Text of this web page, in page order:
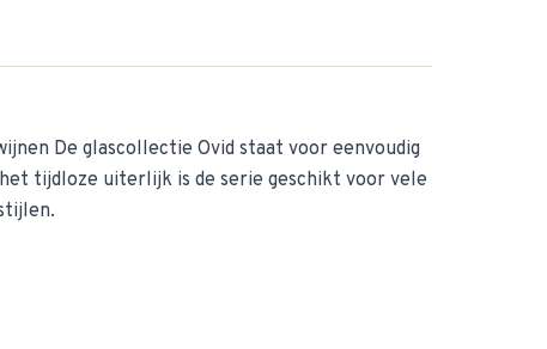
De glascollectie Ovid staat voor eenvoudig
tijdloze uiterlijk is de serie geschikt voor vele